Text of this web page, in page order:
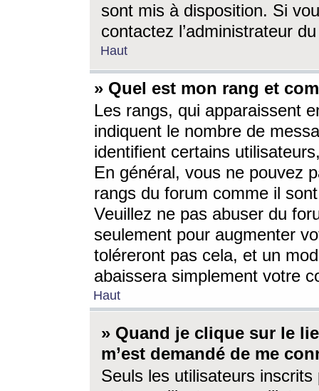
sont mis à disposition. Si
contactez l’administrateur
Haut
» Quel est mon rang et
Les rangs, qui apparaissent
indiquent le nombre de
identifient certains
En général, vous ne pouvez
rangs du forum comme il
Veuillez ne pas abuser du
seulement pour augmenter
toléreront pas cela, et un
abaissera simplement votre
Haut
» Quand je clique sur le
m’est demandé de me
Seuls les utilisateurs